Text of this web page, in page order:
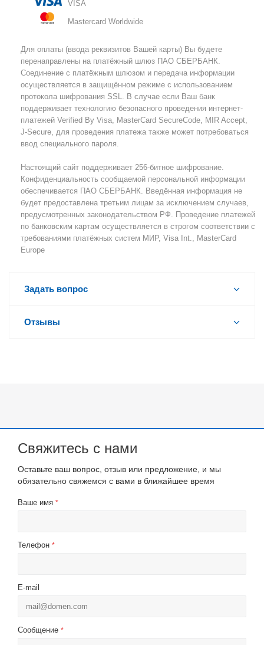
VISA
Mastercard Worldwide
Для оплаты (ввода реквизитов Вашей карты) Вы будете
перенаправлены на платёжный шлюз ПАО СБЕРБАНК.
Соединение с платёжным шлюзом и передача информации
осуществляется в защищённом режиме с использованием
протокола шифрования SSL. В случае если Ваш банк
поддерживает технологию безопасного проведения интернет-
платежей Verified By Visa, MasterCard SecureCode, MIR Accept,
J-Secure, для проведения платежа также может потребоваться
ввод специального пароля.
Настоящий сайт поддерживает 256-битное шифрование.
Конфиденциальность сообщаемой персональной информации
обеспечивается ПАО СБЕРБАНК. Введённая информация не
будет предоставлена третьим лицам за исключением случаев,
предусмотренных законодательством РФ. Проведение платежей
по банковским картам осуществляется в строгом соответствии с
требованиями платёжных систем МИР, Visa Int., MasterCard
Europe
Задать вопрос
Отзывы
Свяжитесь с нами
Оставьте ваш вопрос, отзыв или предложение, и мы
обязательно свяжемся с вами в ближайшее время
Ваше имя *
Телефон *
E-mail
Сообщение *